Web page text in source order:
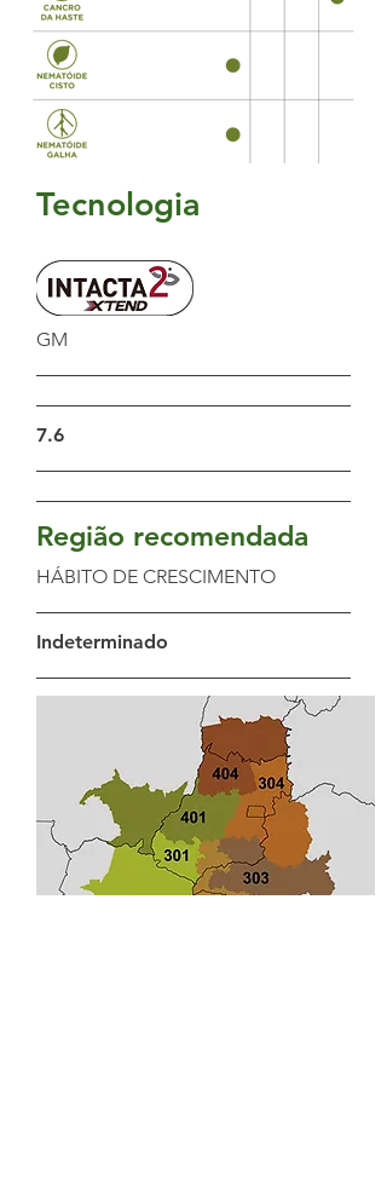
Tecnologia
GM
7.6
Região recomendada
HÁBITO DE CRESCIMENTO
Indeterminado